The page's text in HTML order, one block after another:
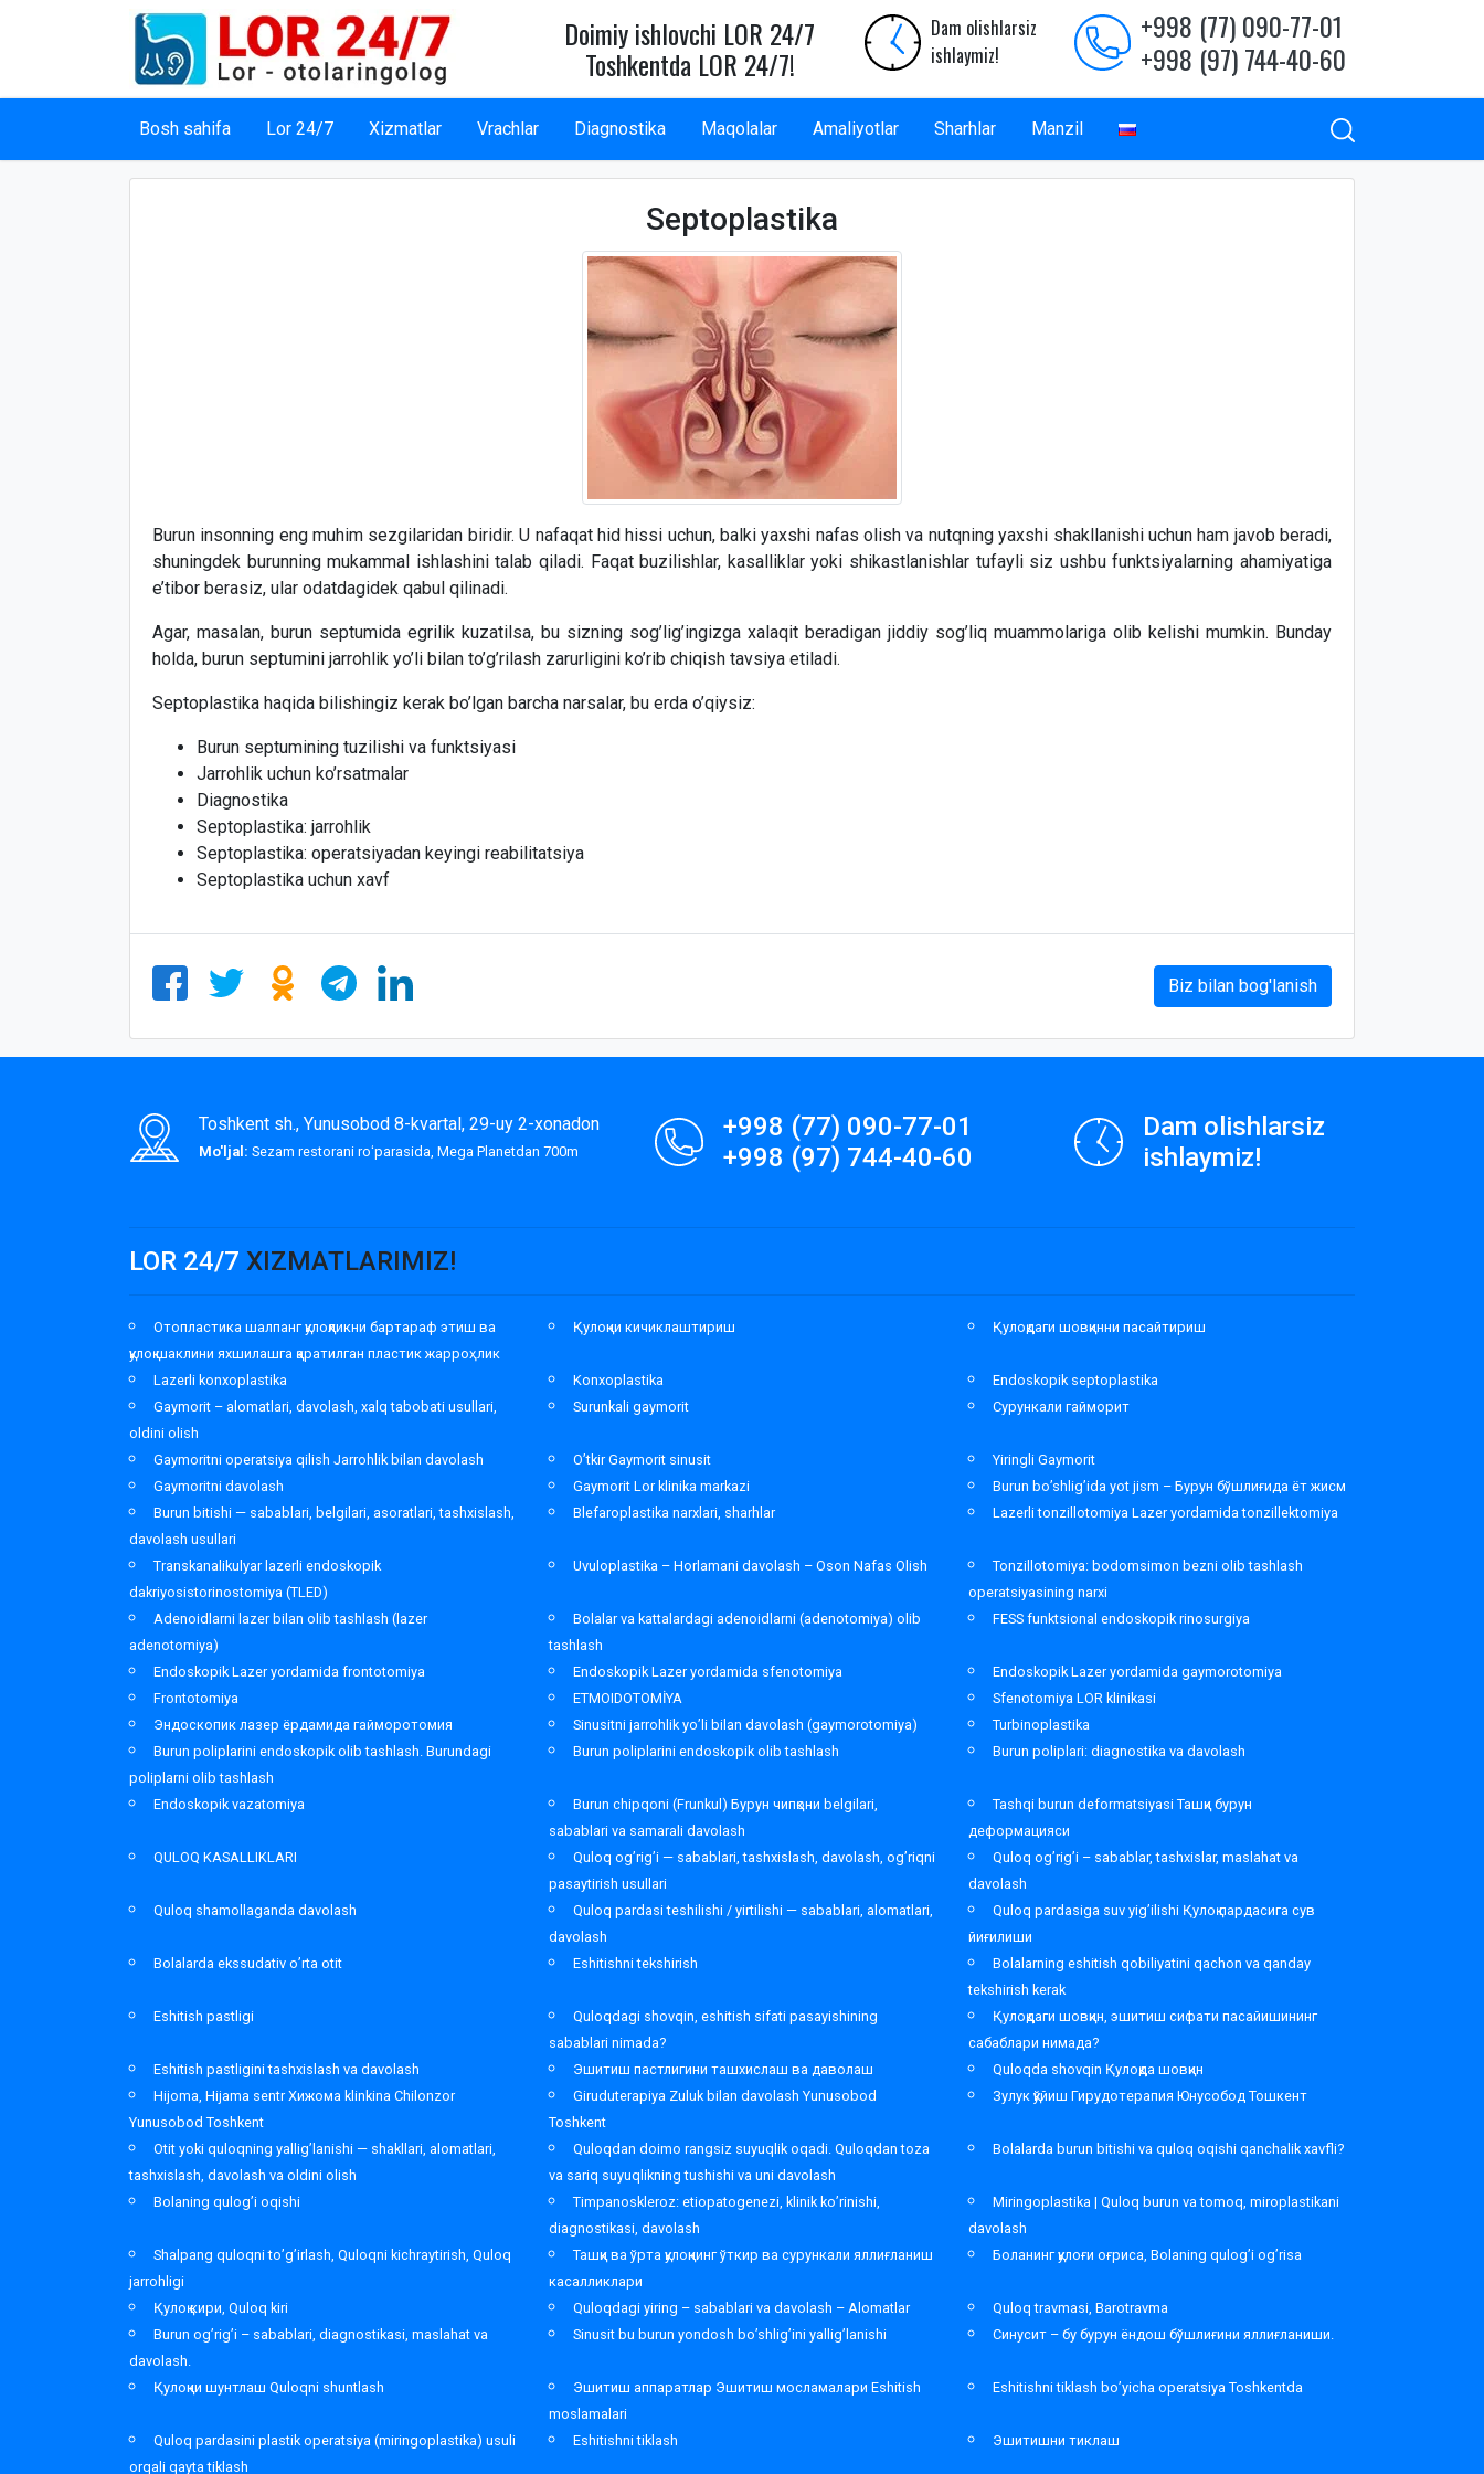
Doimiy ishlovchi LOR 24/7
Toshkentda LOR 24/7!
Dam olishlarsiz
ishlaymiz!
+998 (77) 090-77-01
+998 (97) 744-40-60
Bosh sahifa Lor 24/7 Xizmatlar Vrachlar Diagnostika Maqolalar Amaliyotlar Sharhlar Manzil
Septoplastika
Burun insonning eng muhim sezgilaridan biridir. U nafaqat hid hissi uchun, balki yaxshi nafas olish va nutqning yaxshi shakllanishi uchun ham javob beradi,
shuningdek burunning mukammal ishlashini talab qiladi. Faqat buzilishlar, kasalliklar yoki shikastlanishlar tufayli siz ushbu funktsiyalarning ahamiyatiga
e’tibor berasiz, ular odatdagidek qabul qilinadi.
Agar, masalan, burun septumida egrilik kuzatilsa, bu sizning sog’lig’ingizga xalaqit beradigan jiddiy sog’liq muammolariga olib kelishi mumkin. Bunday
holda, burun septumini jarrohlik yo’li bilan to’g’rilash zarurligini ko’rib chiqish tavsiya etiladi.
Septoplastika haqida bilishingiz kerak bo’lgan barcha narsalar, bu erda o’qiysiz:
Burun septumining tuzilishi va funktsiyasi
Jarrohlik uchun ko’rsatmalar
Diagnostika
Septoplastika: jarrohlik
Septoplastika: operatsiyadan keyingi reabilitatsiya
Septoplastika uchun xavf
Biz bilan bog'lanish
Toshkent sh., Yunusobod 8-kvartal, 29-uy 2-xonadon
Mo'ljal: Sezam restorani roʻparasida, Mega Planetdan 700m
+998 (77) 090-77-01
+998 (97) 744-40-60
Dam olishlarsiz
ishlaymiz!
LOR 24/7 XIZMATLARIMIZ!
Отопластика шалпанг қулоқликни бартараф этиш ва
қулоқ шаклини яхшилашга қаратилган пластик жарроҳлик
Қулоқни кичиклаштириш Қулоқдаги шовқинни пасайтириш
Lazerli konxoplastika Konxoplastika
Endoskopik septoplastika
Gaymorit – alomatlari, davolash, xalq tabobati usullari,
oldini olish
Surunkali gaymorit Сурункали гайморит
Gaymoritni operatsiya qilish Jarrohlik bilan davolash O’tkir Gaymorit sinusit
Yiringli Gaymorit
Gaymoritni davolash
Gaymorit Lor klinika markazi
Burun bo’shlig’ida yot jism – Бурун бўшлиғида ёт жисм
Burun bitishi — sabablari, belgilari, asoratlari, tashxislash,
davolash usullari
Blefaroplastika narxlari, sharhlar Lazerli tonzillotomiya Lazer yordamida tonzillektomiya
Transkanalikulyar lazerli endoskopik
dakriyosistorinostomiya (TLED)
Uvuloplastika – Horlamani davolash – Oson Nafas Olish
Tonzillotomiya: bodomsimon bezni olib tashlash
operatsiyasining narxi
Adenoidlarni lazer bilan olib tashlash (lazer
adenotomiya)
Bolalar va kattalardagi adenoidlarni (adenotomiya) olib
tashlash
FESS funktsional endoskopik rinosurgiya
Endoskopik Lazer yordamida frontotomiya Endoskopik Lazer yordamida sfenotomiya
Endoskopik Lazer yordamida gaymorotomiya
Frontotomiya
ETMOIDOTOMİYA
Sfenotomiya LOR klinikasi
Эндоскопик лазер ёрдамида гайморотомия
Sinusitni jarrohlik yo’li bilan davolash (gaymorotomiya)
Turbinoplastika
Burun poliplarini endoskopik olib tashlash. Burundagi
poliplarni olib tashlash
Burun poliplarini endoskopik olib tashlash Burun poliplari: diagnostika va davolash
Endoskopik vazatomiya
Burun chipqoni (Frunkul) Бурун чипқони belgilari,
sabablari va samarali davolash
Tashqi burun deformatsiyasi Ташқи бурун
деформацияси
QULOQ KASALLIKLARI
Quloq og’rig’i — sabablari, tashxislash, davolash, og’riqni
pasaytirish usullari
Quloq og’rig’i – sabablar, tashxislar, maslahat va
davolash
Quloq shamollaganda davolash
Quloq pardasi teshilishi / yirtilishi — sabablari, alomatlari,
davolash
Quloq pardasiga suv yig’ilishi Қулоқ пардасига сув
йиғилиши
Bolalarda ekssudativ o’rta otit
Eshitishni tekshirish
Bolalarning eshitish qobiliyatini qachon va qanday
tekshirish kerak
Eshitish pastligi
Quloqdagi shovqin, eshitish sifati pasayishining
sabablari nimada?
Қулоқдаги шовқин, эшитиш сифати пасайишининг
сабаблари нимада?
Eshitish pastligini tashxislash va davolash
Эшитиш пастлигини ташхислаш ва даволаш
Quloqda shovqin Қулоқда шовқин
Hijoma, Hijama sentr Хижома klinkina Chilonzor
Yunusobod Toshkent
Giruduterapiya Zuluk bilan davolash Yunusobod
Toshkent
Зулук қўйиш Гирудотерапия Юнусобод Тошкент
Otit yoki quloqning yallig’lanishi — shakllari, alomatlari,
tashxislash, davolash va oldini olish
Quloqdan doimo rangsiz suyuqlik oqadi. Quloqdan toza
va sariq suyuqlikning tushishi va uni davolash
Bolalarda burun bitishi va quloq oqishi qanchalik xavfli?
Bolaning qulog’i oqishi
Timpanoskleroz: etiopatogenezi, klinik ko’rinishi,
diagnostikasi, davolash
Miringoplastika | Quloq burun va tomoq, miroplastikani
davolash
Shalpang quloqni to’g’irlash, Quloqni kichraytirish, Quloq
jarrohligi
Ташқи ва ўрта қулоқнинг ўткир ва сурункали яллиғланиш
касалликлари
Боланинг қулоғи оғриса, Bolaning qulog’i og’risa
Қулоқ кири, Quloq kiri Quloqdagi yiring – sabablari va davolash – Alomatlar
Quloq travmasi, Barotravma
Burun og’rig’i – sabablari, diagnostikasi, maslahat va
davolash.
Sinusit bu burun yondosh bo’shlig’ini yallig’lanishi Синусит – бу бурун ёндош бўшлиғини яллиғланиши.
Қулоқни шунтлаш Quloqni shuntlash
Эшитиш аппаратлар Эшитиш мосламалари Eshitish
moslamalari
Eshitishni tiklash bo’yicha operatsiya Toshkentda
Quloq pardasini plastik operatsiya (miringoplastika) usuli
orqali qayta tiklash
Eshitishni tiklash Эшитишни тиклаш